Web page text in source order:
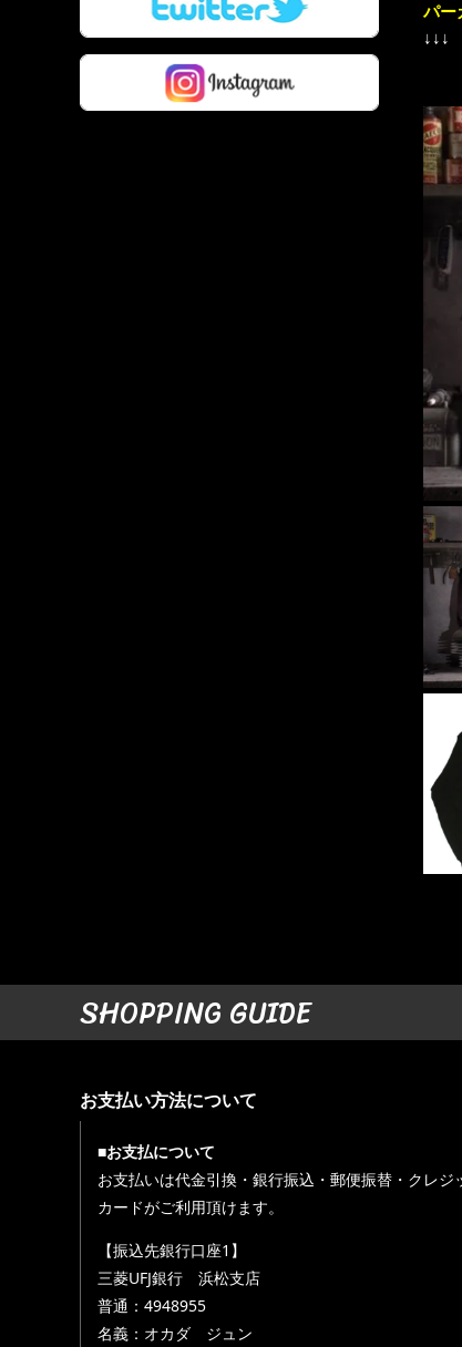
パー
↓↓↓
SHOPPING GUIDE
お支払い方法について
■お支払について
お支払いは代金引換・銀行振込・郵便振替・クレジ
カードがご利用頂けます。
【振込先銀行口座1】
三菱UFJ銀行 浜松支店
普通：4948955
名義：オカダ ジュン